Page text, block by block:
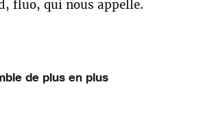
fluo, qui nous appelle.
de plus en plus